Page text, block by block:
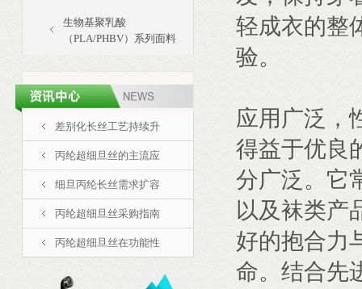
生物基聚乳酸
（PLA/PHBV）系列面料
差别化长丝工艺持续升
丙纶超细旦丝的主流应
细旦丙纶长丝需求扩容
丙纶超细旦丝采购指南
丙纶超细旦丝在功能性
轻成衣的整
验。
应用广泛，
得益于优良
分广泛。它
以及袜类产
好的抱合力
命。结合先